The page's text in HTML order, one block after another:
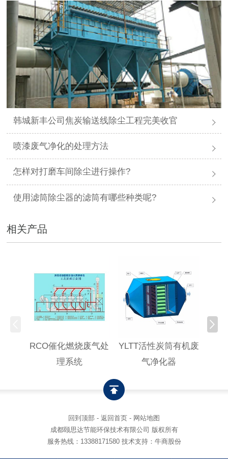
韩城新丰公司焦炭输送线除尘工程完美收官
喷漆废气净化的处理方法
怎样对打磨车间除尘进行操作?
使用滤筒除尘器的滤筒有哪些种类呢?
相关产品
RCO催化燃烧废气处
理系统
YLTT活性炭筒有机废
气净化器
回到顶部 - 返回首页 - 网站地图
成都颐思达节能环保技术有限公司 版权所有
服务热线： 13388171580 技术支持：牛商股份